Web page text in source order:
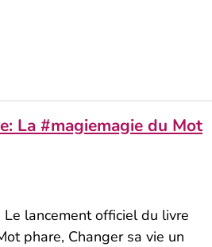
La #magiemagie du Mot
Le lancement officiel du livre
phare, Changer sa vie un